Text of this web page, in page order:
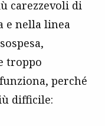
carezzevoli di
e nella linea
troppo
perché
difficile: